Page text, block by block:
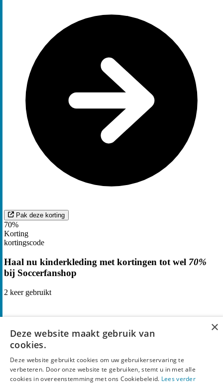
Pak deze korting
70%
Korting
kortingscode
Haal nu kinderkleding met kortingen tot wel 70%
bij Soccerfanshop
2 keer gebruikt
×
Deze website maakt gebruik van
cookies.
Deze website gebruikt cookies om uw gebruikerservaring te
verbeteren. Door onze website te gebruiken, stemt u in met alle
cookies in overeenstemming met ons Cookiebeleid. Lees verder